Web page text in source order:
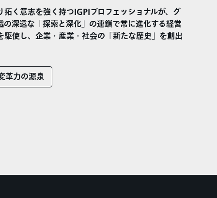
拓く意志を強く持つIGPIプロフェッショナルが、グ
の深遠な「探索と深化」の連鎖で常に進化する経営
駆使し、企業・産業・社会の「新たな歴史」を創出
革力の源泉